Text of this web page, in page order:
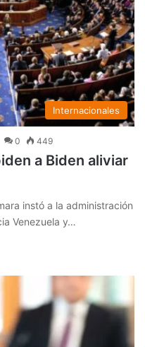
Internacionales
0 449
a Biden aliviar
instó a la administración
Venezuela y…